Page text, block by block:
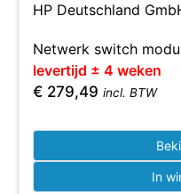
HP Deutschland
Netwerk switch
levertijd ± 4 weken
€ 279,49 incl. BTW
In